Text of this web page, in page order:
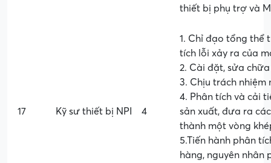
thiết bị phụ trợ và
17 Kỹ sư thiết bị NPI 4
1. Chỉ đạo tổng thể
tích lỗi xảy ra của
2. Cài đặt, sửa
3. Chịu trách nhiệm
4. Phân tích và cải
sản xuất, đưa ra
thành một vòng
5.Tiến hành phân
hàng, nguyên nhân